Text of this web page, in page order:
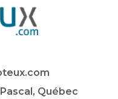
Québec